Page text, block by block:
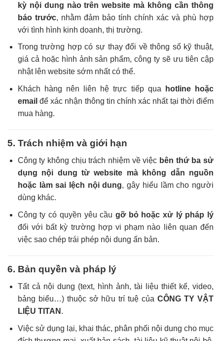
kỳ nội dung nào trên website mà không cần thông
báo trước, nhằm đảm bảo tính chính xác và phù hợp
với tình hình kinh doanh, thị trường.
Trong trường hợp có sự thay đổi về thông số kỹ thuật,
giá cả hoặc hình ảnh sản phẩm, công ty sẽ ưu tiên cập
nhật lên website sớm nhất có thể.
Khách hàng nên liên hệ trực tiếp qua
hotline hoặc
email để xác nhận thông tin chính xác nhất tại thời điểm
mua hàng.
5. Trách nhiệm và giới hạn
Công ty không chịu trách nhiệm về việc bên thứ ba sử
dụng nội dung từ website mà không dẫn nguồn
hoặc làm sai lệch nội dung, gây hiểu lầm cho người
dùng khác.
Công ty có quyền yêu cầu gỡ bỏ hoặc xử lý pháp lý
đối với bất kỳ trường hợp vi phạm nào liên quan đến
việc sao chép trái phép nội dung ấn bản.
6. Bản quyền và pháp lý
Tất cả nội dung (text, hình ảnh, tài liệu thiết kế, video,
bảng biểu…) thuộc sở hữu trí tuệ củaCÔNG TY VẬT
LIỆU TITAN .
Việc sử dụng lại, khai thác, phân phối nội dung cho mục